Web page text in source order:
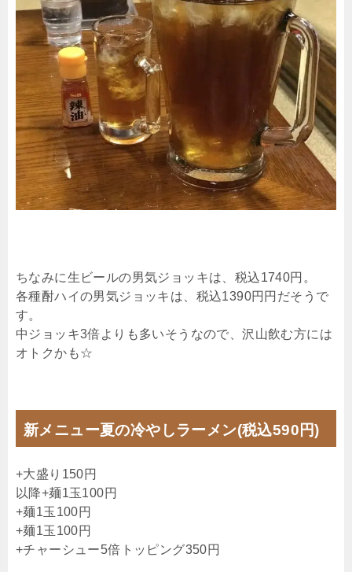
ちなみに生ビールの男気ジョッキは、税込1740円。
各種酎ハイの男気ジョッキは、税込1390円円だそうで
す。
中ジョッキ3倍よりも多いそうなので、沢山飲む方には
オトクかも☆
新メニュー夏の冷やしラーメン(税込590円)
+大盛り150円
以降+麺1玉100円
+麺1玉100円
+麺1玉100円
+チャーシュー5倍トッピング350円